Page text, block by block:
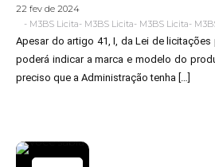
22 fev de 2024
- M3BS Licita- M3BS Licita- M3BS Licita-
Apesar do artigo 41, I, da Lei de licitações
poderá indicar a marca e modelo do
preciso que a Administração tenha […]